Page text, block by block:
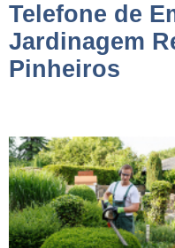
Telefone de
Jardinagem
Pinheiros